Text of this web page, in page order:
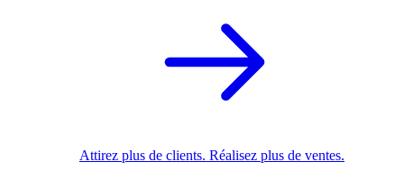
Attirez plus de clients. Réalisez plus de ventes.